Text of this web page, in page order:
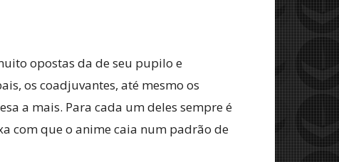
opostas da de seu pupilo e
os coadjuvantes, até mesmo os
a mais. Para cada um deles sempre é
com que o anime caia num padrão de